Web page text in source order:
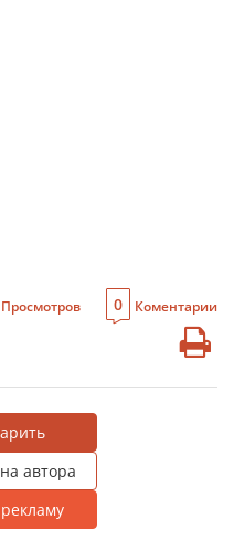
Просмотров 0 Коментарии
автора